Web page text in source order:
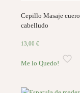
Cepillo Masaje cuero
cabelludo
13,00 €
Me lo Quedo!